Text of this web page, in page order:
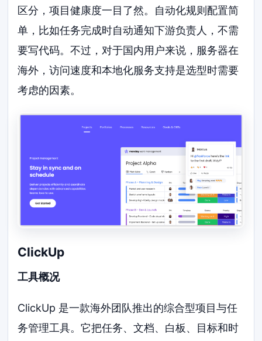
区分，项目健康度一目了然。自动化规则配置简
单，比如任务完成时自动通知下游负责人，不需
要写代码。不过，对于国内用户来说，服务器在
海外，访问速度和本地化服务支持是选型时需要
考虑的因素。
ClickUp
工具概况
ClickUp 是一款海外团队推出的综合型项目与任
务管理工具。它把任务、文档、白板、目标和时